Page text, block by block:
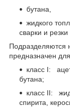
бутана,
жидкого
сварки и
Подразделяются
предназначен
класс I:
бутана;
класс II:
спирита,